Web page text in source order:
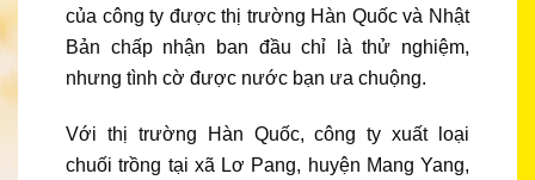
của công ty được thị trường Hàn Quốc và Nhật
Bản chấp nhận ban đầu chỉ là thử nghiệm,
nhưng tình cờ được nước bạn ưa chuộng.
Với thị trường Hàn Quốc, công ty xuất loại
chuối trồng tại xã Lơ Pang, huyện Mang Yang,